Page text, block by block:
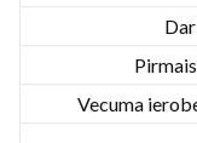
Vecuma